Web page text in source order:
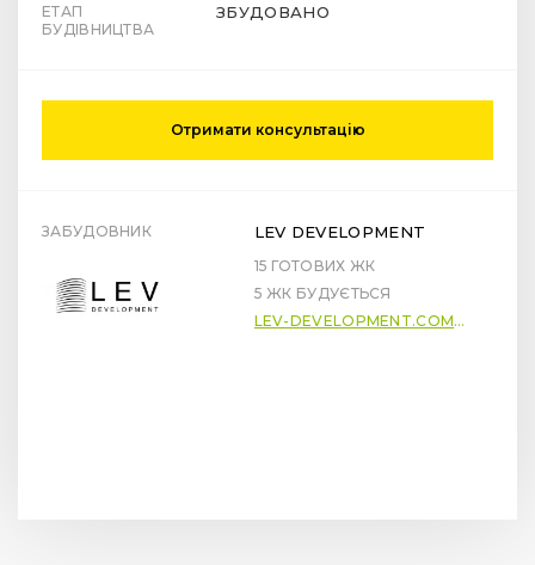
ЕТАП
БУДІВНИЦТВА
ЗБУДОВАНО
Отримати консультацію
ЗАБУДОВНИК LEV DEVELOPMENT
15 ГОТОВИХ ЖК
5 ЖК БУДУЄТЬСЯ
LEV-DEVELOPMENT.COM.UA